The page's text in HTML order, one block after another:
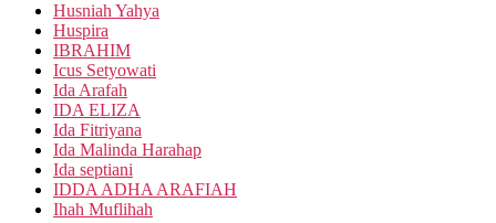
Husniah Yahya
Huspira
IBRAHIM
Icus Setyowati
Ida Arafah
IDA ELIZA
Ida Fitriyana
Ida Malinda Harahap
Ida septiani
IDDA ADHA ARAFIAH
Ihah Muflihah